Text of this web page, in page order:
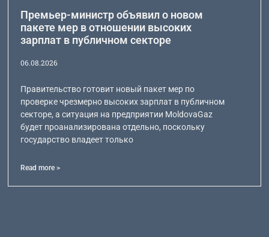
Премьер-министр объявил о новом
пакете мер в отношении высоких
зарплат в публичном секторе
06.08.2026
Правительство готовит новый пакет мер по
проверке чрезмерно высоких зарплат в публичном
секторе, а ситуация на предприятии MoldovaGaz
будет проанализирована отдельно, поскольку
государство владеет только
Read more >